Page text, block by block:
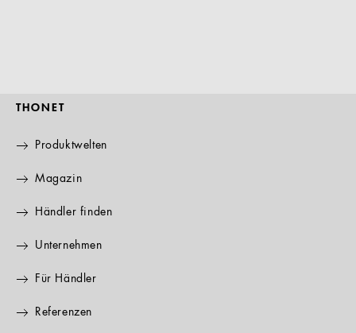
THONET
Produktwelten
Magazin
Händler finden
Unternehmen
Für Händler
Referenzen